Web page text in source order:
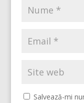
Salvează-mi